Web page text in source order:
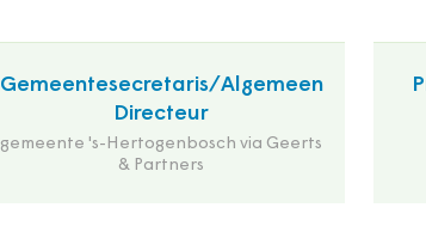
Gemeentesecretaris/Algemeen
Directeur
gemeente 's-Hertogenbosch via Geerts
& Partners